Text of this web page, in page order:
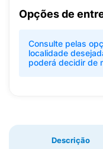
Opções de
Consulte pelas
localidade
poderá decidir de
Descrição